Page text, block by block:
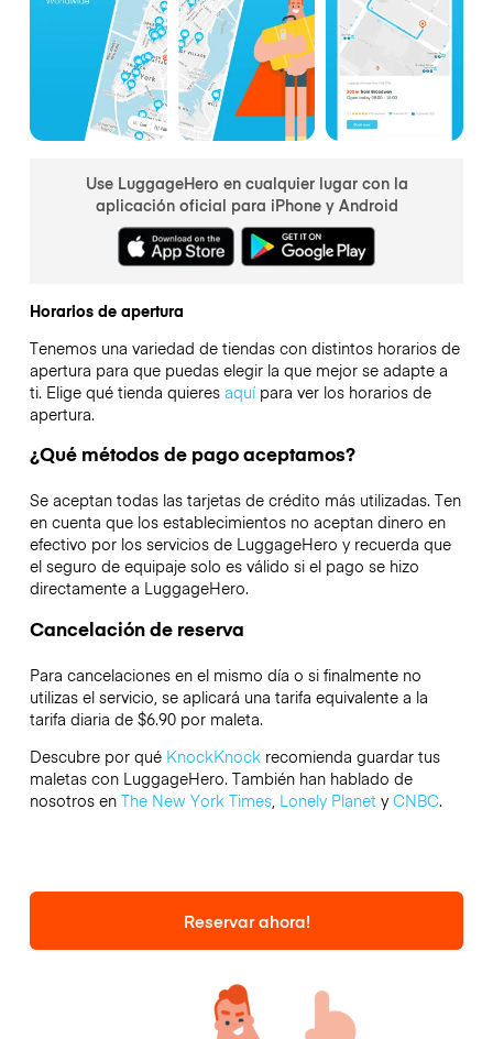
Use LuggageHero en cualquier lugar con la
aplicación oficial para iPhone y Android
Horarios de apertura
Tenemos una variedad de tiendas con distintos horarios de
apertura para que puedas elegir la que mejor se adapte a
ti. Elige qué tienda quieres aquípara ver los horarios de
apertura.
¿Qué métodos de pago aceptamos?
Se aceptan todas las tarjetas de crédito más utilizadas. Ten
en cuenta que los establecimientos no aceptan dinero en
efectivo por los servicios de LuggageHero y recuerda que
el seguro de equipaje solo es válido si el pago se hizo
directamente a LuggageHero.
Cancelación de reserva
Para cancelaciones en el mismo día o si finalmente no
utilizas el servicio, se aplicará una tarifa equivalente a la
tarifa diaria de $6.90 por maleta.
Descubre por qué KnockKnockrecomienda guardar tus
maletas con LuggageHero. También han hablado de
nosotros en The New York Times, Lonely Planety CNBC.
Reservar ahora!